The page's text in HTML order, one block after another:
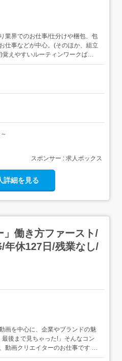
業界でのお仕事/仕分けや梱包、包
仕事などが中心。(そのほか、組立
えやすいルーティンワークばか
れていきますよ 具体的には
チェックする・製品を仕分けた
～
スポンサー : 求人ボックス
詳細を見る
」働き方ファースト/
年休127日/残業なし/
画を中心に、企業やブランドの魅
後まで見ちゃった!」そんなコン
画クリエイターのお仕事です ま
動画のカット・テロップ編集└